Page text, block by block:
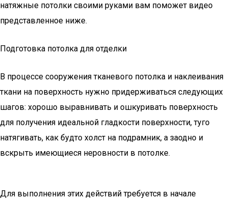
натяжные потолки своими руками вам поможет видео
представленное ниже.
Подготовка потолка для отделки
В процессе сооружения тканевого потолка и наклеивания
ткани на поверхность нужно придерживаться следующих
шагов: хорошо выравнивать и ошкуривать поверхность
для получения идеальной гладкости поверхности, туго
натягивать, как будто холст на подрамник, а заодно и
вскрыть имеющиеся неровности в потолке.
Для выполнения этих действий требуется в начале